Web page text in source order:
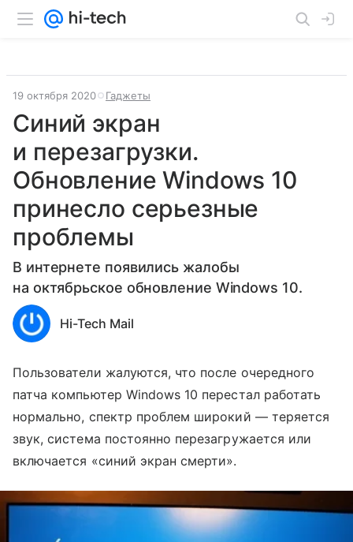
19 октября 2020 Гаджеты
Синий экран
и перезагрузки.
Обновление Windows 10
принесло серьезные
проблемы
В интернете появились жалобы
на октябрьское обновление Windows 10.
Hi-Tech Mail
Пользователи жалуются, что после очередного
патча компьютер Windows 10 перестал работать
нормально, спектр проблем широкий — теряется
звук, система постоянно перезагружается или
включается «синий экран смерти».